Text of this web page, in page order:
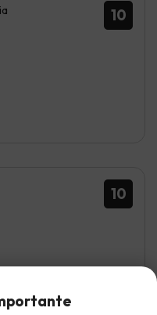
10
10
son geniales, no
trabajadores súper